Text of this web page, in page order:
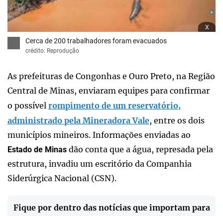
x
Cerca de 200 trabalhadores foram evacuados
crédito: Reprodução
As prefeituras de Congonhas e Ouro Preto, na Região
Central de Minas, enviaram equipes para confirmar
o possível rompimento de um reservatório,
administrado pela Mineradora Vale, entre os dois
municípios mineiros. Informações enviadas ao
Estado de Minas dão conta que a água, represada pela
estrutura, invadiu um escritório da Companhia
Siderúrgica Nacional (CSN).
Fique por dentro das notícias que importam para